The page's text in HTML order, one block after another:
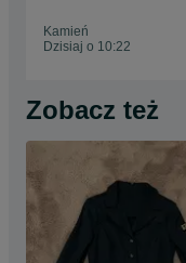
Kamień
Dzisiaj o 10:22
Zobacz też